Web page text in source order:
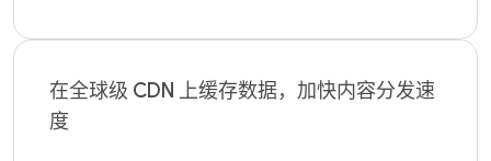
在全球级 CDN 上缓存数据，加快内容分发速
度